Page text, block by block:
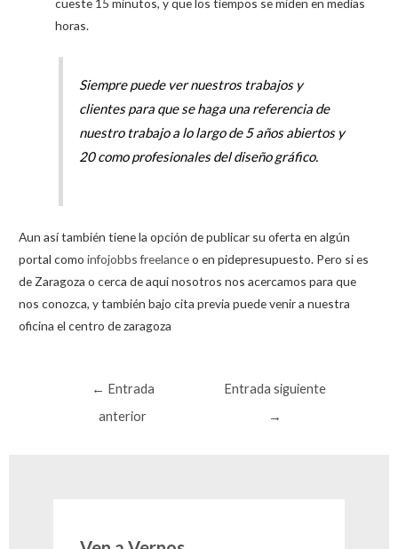
cueste 15 minutos, y que los tiempos se miden en medias
horas.
Siempre puede ver nuestros trabajos y
clientes para que se haga una referencia de
nuestro trabajo a lo largo de 5 años abiertos y
20 como profesionales del diseño gráfico.
Aun así también tiene la opción de publicar su oferta en algún
portal como infojobbs freelanceo en pidepresupuesto. Pero si es
de Zaragoza o cerca de aqui nosotros nos acercamos para que
nos conozca, y también bajo cita previa puede venir a nuestra
oficina el centro de zaragoza
Navegación
← Entrada
anterior
Entrada siguiente
→